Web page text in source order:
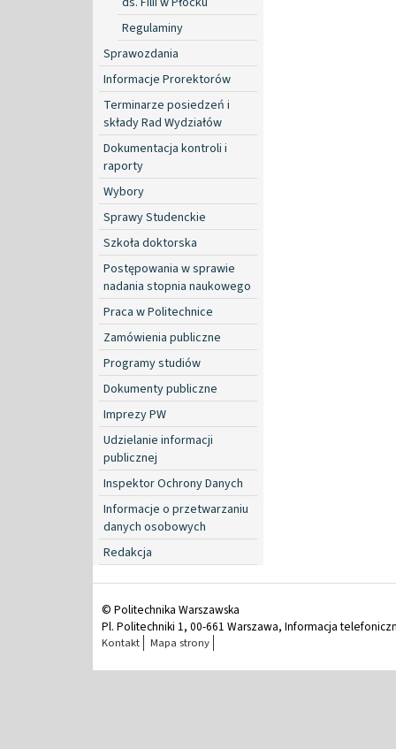
Regulaminy
Sprawozdania
Informacje Prorektorów
Terminarze posiedzeń i
składy Rad Wydziałów
Dokumentacja kontroli i
raporty
Wybory
Sprawy Studenckie
Szkoła doktorska
Postępowania w sprawie
nadania stopnia naukowego
Praca w Politechnice
Zamówienia publiczne
Programy studiów
Dokumenty publiczne
Imprezy PW
Udzielanie informacji
publicznej
Inspektor Ochrony Danych
Informacje o przetwarzaniu
danych osobowych
Redakcja
© Politechnika Warszawska
Pl. Politechniki 1, 00-661 Warszawa, Informacja
Kontakt Mapa strony